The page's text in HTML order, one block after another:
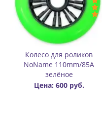
Колесо для роликов
NoName 110mm/85A
зелёное
Цена: 600 руб.